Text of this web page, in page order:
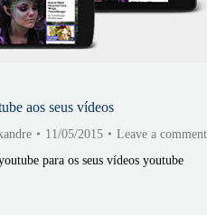
aos seus vídeos
11/05/2015
Leave a comment
para os seus vídeos youtube